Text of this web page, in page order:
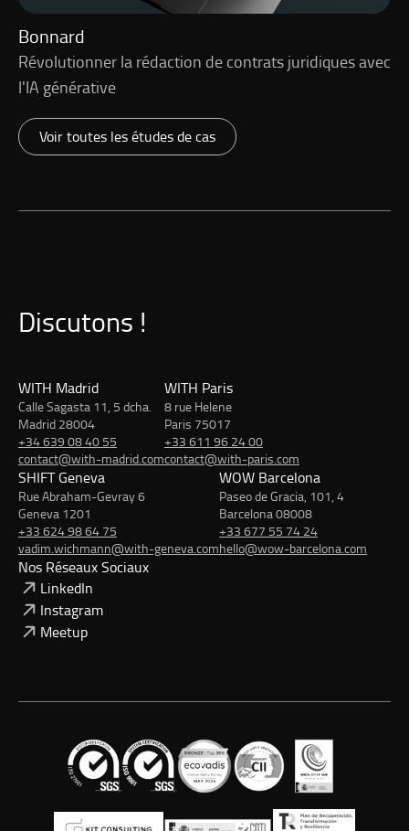
Bonnard
Révolutionner la rédaction de contrats juridiques avec
l'IA générative
Voir toutes les études de cas
Discutons !
WITH Madrid
Calle Sagasta 11, 5 dcha.
Madrid 28004
+34 639 08 40 55
contact@with-madrid.com
WITH Paris
8 rue Helene
Paris 75017
+33 611 96 24 00
contact@with-paris.com
SHIFT Geneva
Rue Abraham-Gevray 6
Geneva 1201
+33 624 98 64 75
vadim.wichmann@with-geneva.com
WOW Barcelona
Paseo de Gracia, 101, 4
Barcelona 08008
+33 677 55 74 24
hello@wow-barcelona.com
Nos Réseaux Sociaux
LinkedIn
Instagram
Meetup